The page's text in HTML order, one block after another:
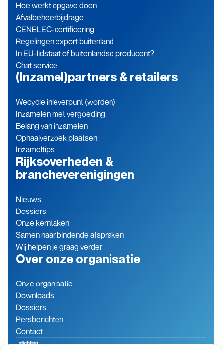
Hoe werkt opgave doen
Afvalbeheerbijdrage
CENELEC-certificering
Regelingen export buitenland
In EU-lidstaat of buitenlandse producent?
Chat service
(Inzamel)partners & retailers
Wecycle inleverpunt (worden)
Inzamelen met vergoeding
Belang van inzamelen
Ophaalverzoek plaatsen
Inzameltips
Rijksoverheden &
brancheverenigingen
Nieuws
Dossiers
Onze kerntaken
Samen naar bindende afspraken
Wij helpen je graag verder
Over onze organisatie
Onze organisatie
Downloads
Dossiers
Persberichten
Contact